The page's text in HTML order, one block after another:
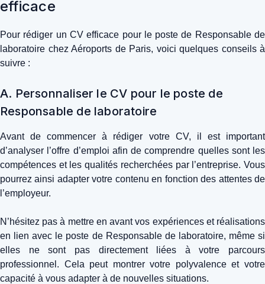
efficace
Pour rédiger un CV efficace pour le poste de Responsable de
laboratoire chez Aéroports de Paris, voici quelques conseils à
suivre :
A. Personnaliser le CV pour le poste de
Responsable de laboratoire
Avant de commencer à rédiger votre CV, il est important
d’analyser l’offre d’emploi afin de comprendre quelles sont les
compétences et les qualités recherchées par l’entreprise. Vous
pourrez ainsi adapter votre contenu en fonction des attentes de
l’employeur.
N’hésitez pas à mettre en avant vos expériences et réalisations
en lien avec le poste de Responsable de laboratoire, même si
elles ne sont pas directement liées à votre parcours
professionnel. Cela peut montrer votre polyvalence et votre
capacité à vous adapter à de nouvelles situations.